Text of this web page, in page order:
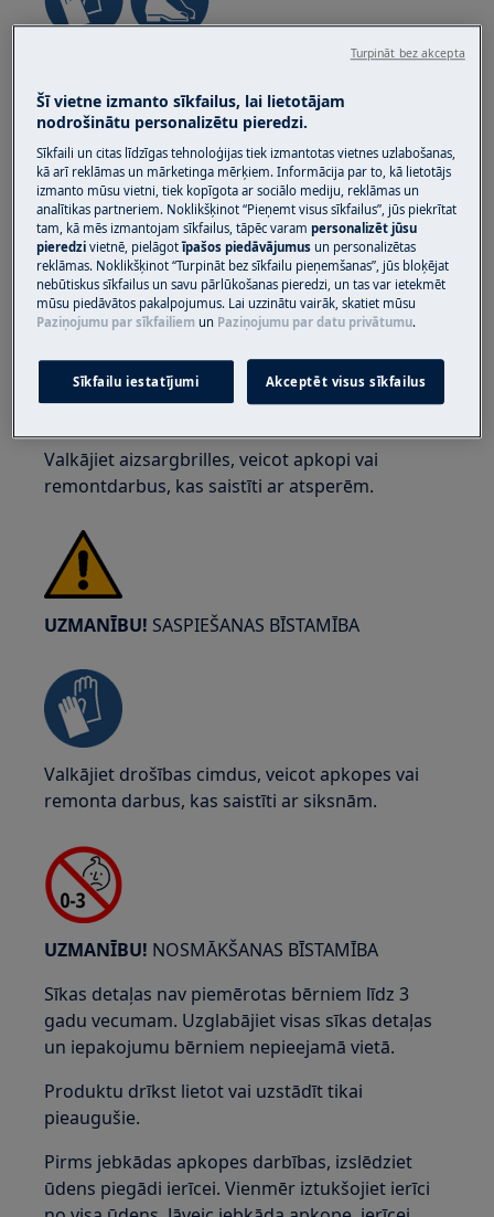
Vienmēr esiet uzmanīgi, pārvietojot sadzīves
tehniku. Smagu tehniku drošāk pārvietot diviem
cilvēkiem. Vienmēr lietojiet drošības cimdus un
apavus. Nēsājiet drošības cimdus, lai pasargātu
sevi no asu malu griezumiem.
UZMANĪBU!ACU TRAUMU RISKS
Valkājiet aizsargbrilles, veicot apkopi vai
remontdarbus, kas saistīti ar atsperēm.
UZMANĪBU! SASPIEŠANAS BĪSTAMĪBA
Valkājiet drošības cimdus, veicot apkopes vai
remonta darbus, kas saistīti ar siksnām.
UZMANĪBU! NOSMĀKŠANAS BĪSTAMĪBA
Sīkas detaļas nav piemērotas bērniem līdz 3
gadu vecumam. Uzglabājiet visas sīkas detaļas
un iepakojumu bērniem nepieejamā vietā.
Produktu drīkst lietot vai uzstādīt tikai
pieaugušie.
Pirms jebkādas apkopes darbības, izslēdziet
ūdens piegādi ierīcei. Vienmēr iztukšojiet ierīci
Šī vietne izmanto sīkfailus, lai lietotājam
nodrošinātu personalizētu pieredzi.
Sīkfaili un citas līdzīgas tehnoloģijas tiek izmantotas vietnes uzlabošanas,
kā arī reklāmas un mārketinga mērķiem. Informācija par to, kā lietotājs
izmanto mūsu vietni, tiek kopīgota ar sociālo mediju, reklāmas un
analītikas partneriem. Noklikšķinot “Pieņemt visus sīkfailus”, jūs piekrītat
tam, kā mēs izmantojam sīkfailus, tāpēc varampersonalizēt jūsu
pieredzivietnē, pielāgotīpašos piedāvājumus un personalizētas
reklāmas. Noklikšķinot “Turpināt bez sīkfailu pieņemšanas”, jūs bloķējat
nebūtiskus sīkfailus un savu pārlūkošanas pieredzi, un tas var ietekmēt
mūsu piedāvātos pakalpojumus. Lai uzzinātu vairāk, skatiet mūsu
Paziņojumu par sīkfailiem un Paziņojumu par datu privātumu.
Sīkfailu iestatījumi Akceptēt visus sīkfailus
Turpināt bez akcepta